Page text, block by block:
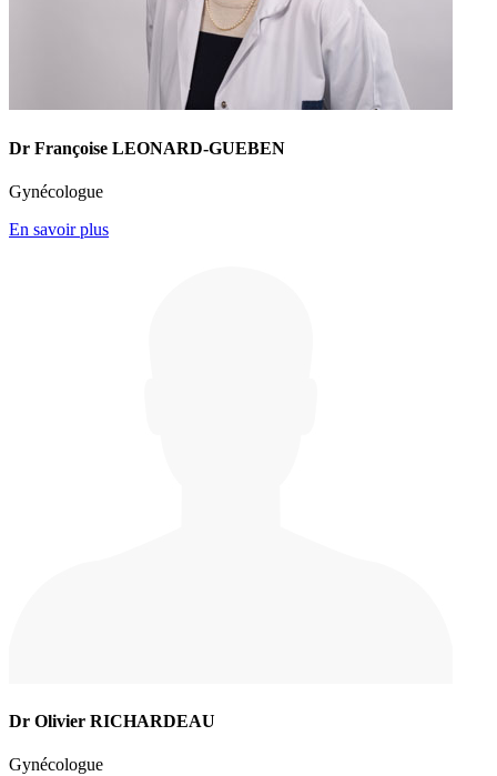
Dr Françoise LEONARD-GUEBEN
Gynécologue
En savoir plus
Dr Olivier RICHARDEAU
Gynécologue